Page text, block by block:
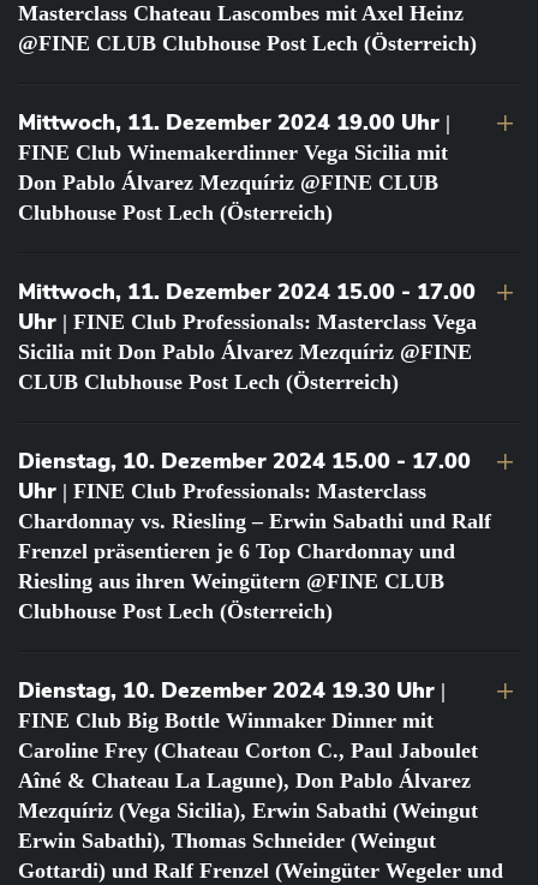
Masterclass Chateau Lascombes mit Axel Heinz
@FINE CLUB Clubhouse Post Lech (Österreich)
Mittwoch, 11. Dezember 2024 19.00 Uhr |
FINE Club Winemakerdinner Vega Sicilia mit
Don Pablo Álvarez Mezquíriz @FINE CLUB
Clubhouse Post Lech (Österreich)
Mittwoch, 11. Dezember 2024 15.00 - 17.00
Uhr | FINE Club Professionals: Masterclass Vega
Sicilia mit Don Pablo Álvarez Mezquíriz @FINE
CLUB Clubhouse Post Lech (Österreich)
Dienstag, 10. Dezember 2024 15.00 - 17.00
Uhr | FINE Club Professionals: Masterclass
Chardonnay vs. Riesling – Erwin Sabathi und Ralf
Frenzel präsentieren je 6 Top Chardonnay und
Riesling aus ihren Weingütern @FINE CLUB
Clubhouse Post Lech (Österreich)
Dienstag, 10. Dezember 2024 19.30 Uhr |
FINE Club Big Bottle Winmaker Dinner mit
Caroline Frey (Chateau Corton C., Paul Jaboulet
Aîné & Chateau La Lagune), Don Pablo Álvarez
Mezquíriz (Vega Sicilia), Erwin Sabathi (Weingut
Erwin Sabathi), Thomas Schneider (Weingut
Gottardi) und Ralf Frenzel (Weingüter Wegeler und